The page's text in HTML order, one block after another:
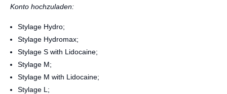
Konto hochzuladen:
Stylage Hydro;
Stylage Hydromax;
Stylage S with Lidocaine;
Stylage M;
Stylage M with Lidocaine;
Stylage L;